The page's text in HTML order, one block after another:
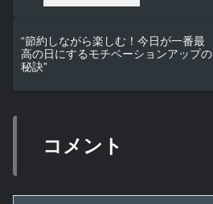
“節約しながら楽しむ！今日が一番最
高の日にするモチベーションアップの
秘訣”
コメント